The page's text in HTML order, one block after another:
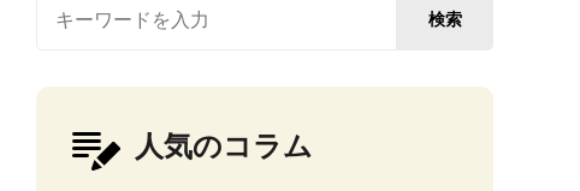
検索
人気のコラム